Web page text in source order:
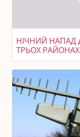
НІЧНИЙ НАПАД
ТРЬОХ